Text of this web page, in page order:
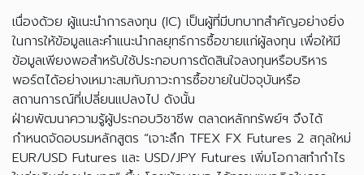
เนื่องด้วย ผู้แนะนำการลงทุน (IC) เป็นผู้ที่มีบทบาทสำคัญอย่างยิ่ง
ในการให้ข้อมูลและคำแนะนำกลยุทธ์การซื้อขายแก่ผู้ลงทุน เพื่อให้มี
ข้อมูลเพียงพอสำหรับใช้ประกอบการตัดสินใจลงทุนหรือบริหาร
พอร์ตได้อย่างเหมาะสมกับภาวะการซื้อขายในปัจจุบันหรือ
สถานการณ์ที่เปลี่ยนแปลงไป ดังนั้น
ฝ่ายพัฒนาความรู้ผู้ประกอบวิชาชีพ ตลาดหลักทรัพย์ฯ จึงได้
กำหนดจัดอบรมหลักสูตร “เจาะลึก TFEX FX Futures 2 สกุลใหม่
EUR/USD Futures และ USD/JPY Futures เพิ่มโอกาสทำกำไร